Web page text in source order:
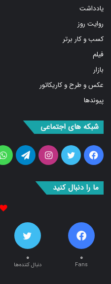
یادداشت
روایت روز
کسب و کار برتر
فیلم
بازار
عکس و طرح و کاریکاتور
پیوندها
شبکه های اجتماعی
فیس
توییتر اینستاگرامتلگرام
ما را دنبال کنید
۰
Fans
۰
دنبال کننده‌ها